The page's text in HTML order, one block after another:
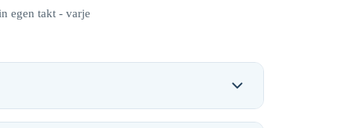
egen takt - varje